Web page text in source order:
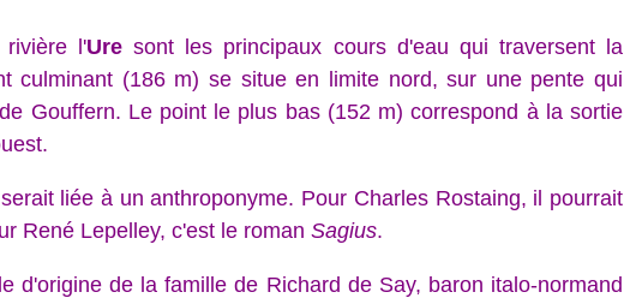
l'Ure sont les principaux cours d'eau qui traversent la
culminant (186 m) se situe en limite nord, sur une pente qui
Gouffern. Le point le plus bas (152 m) correspond à la sortie
liée à un anthroponyme. Pour Charles Rostaing, il pourrait
René Lepelley, c'est le roman Sagius.
d'origine de la famille de Richard de Say, baron italo-normand